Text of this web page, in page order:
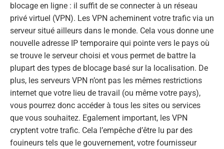
blocage en ligne : il suffit de se connecter à un réseau
privé virtuel (VPN). Les VPN acheminent votre trafic via un
serveur situé ailleurs dans le monde. Cela vous donne une
nouvelle adresse IP temporaire qui pointe vers le pays où
se trouve le serveur choisi et vous permet de battre la
plupart des types de blocage basé sur la localisation. De
plus, les serveurs VPN n’ont pas les mêmes restrictions
internet que votre lieu de travail (ou même votre pays),
vous pourrez donc accéder à tous les sites ou services
que vous souhaitez. Egalement important, les VPN
cryptent votre trafic. Cela l’empêche d’être lu par des
fouineurs tels que le gouvernement, votre fournisseur